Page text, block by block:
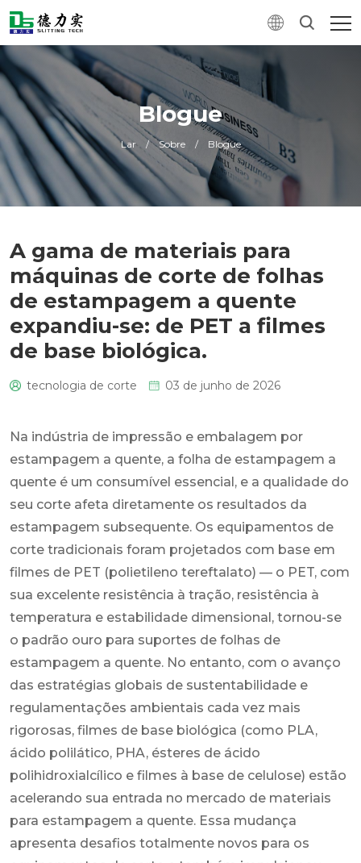
Blogue
Lar / Sobre / Blogue
A gama de materiais para
máquinas de corte de folhas
de estampagem a quente
expandiu-se: de PET a filmes
de base biológica.
tecnologia de corte 03 de junho de 2026
Na indústria de impressão e embalagem por
estampagem a quente, a folha de estampagem a
quente é um consumível essencial, e a qualidade do
seu corte afeta diretamente os resultados da
estampagem subsequente. Os equipamentos de
corte tradicionais foram projetados com base em
filmes de PET (polietileno tereftalato) — o PET, com
sua excelente resistência à tração, resistência à
temperatura e estabilidade dimensional, tornou-se
o padrão ouro para suportes de folhas de
estampagem a quente. No entanto, com o avanço
das estratégias globais de sustentabilidade e
regulamentações ambientais cada vez mais
rigorosas, filmes de base biológica (como PLA,
ácido polilático, PHA, ésteres de ácido
polihidroxialcílico e filmes à base de celulose) estão
acelerando sua entrada no mercado de materiais
para estampagem a quente. Essa mudança
apresenta desafios totalmente novos para os